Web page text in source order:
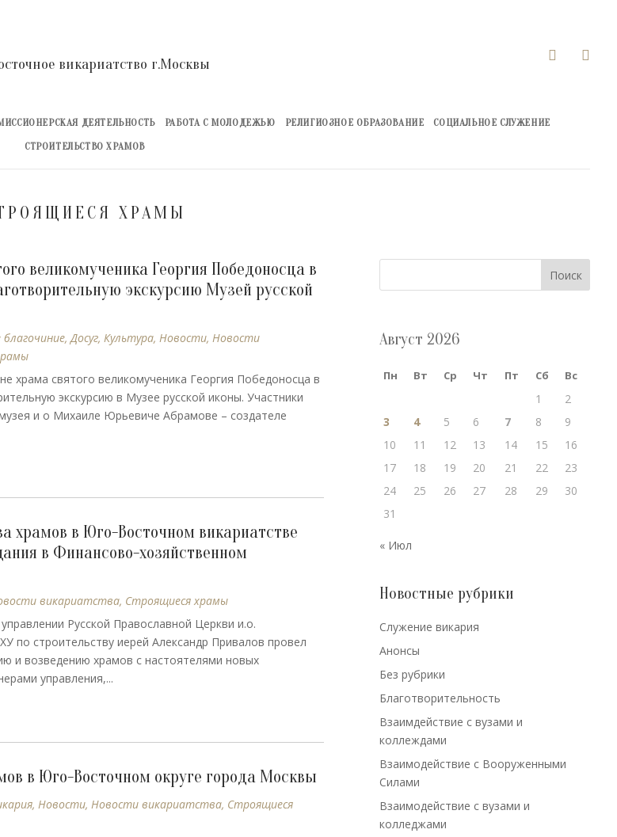
 
викариатство г.Москвы
ДЕЯТЕЛЬНОСТЬ РАБОТА С МОЛОДЕЖЬЮ РЕЛИГИОЗНОЕ ОБРАЗОВАНИЕ
СОЦИАЛЬНОЕ СЛУЖЕНИЕ
СТРОИТЕЛЬСТВО ХРАМОВ
ХРАМЫ
великомученика Георгия Победоносца в
экскурсию Музей русской
благочиние,Досуг, Культура, Новости, Новости
храма святого великомученика Георгия Победоносца в
экскурсию в Музее русской иконы. Участники
музея и о Михаиле Юрьевиче Абрамове – создателе
храмов в Юго-Восточном викариатстве
в Финансово-хозяйственном
викариатства, Строящиеся храмы
Русской Православной Церкви и.о.
по строительству иерей Александр Привалов провел
и возведению храмов с настоятелями новых
управления,...
в Юго-Восточном округе города Москвы
, Новости, Новости викариатства, Строящиеся
Поиск
Август 2026
Пн Вт Ср Чт Пт Сб Вс
1
2
3
4 5 6 7 8
9
10
11 12 13 14 15
16
17
18 19 20 21 22
23
24
25 26 27 28 29
30
31
« Июл
Новостные рубрики
Cлужение викария
Анонсы
Без рубрики
Благотворительность
Взаимдействие с вузами и
коллеждами
Взаимодействие с Вооруженными
Силами
Взаимодействие с вузами и
колледжами